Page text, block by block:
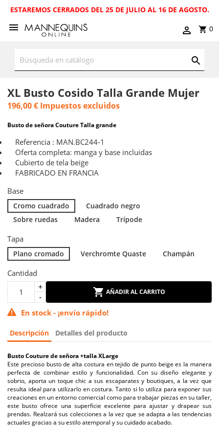
ESTAREMOS CERRADOS DEL 25 DE JULIO AL 16 DE AGOSTO.
0
XL Busto Cosido Talla Grande Mujer
196,00 € Impuestos excluidos
Busto de señora Couture Talla grande
Referencia : MAN.BC244-1
Oferta completa: manga y base incluidas
Cubierto de tela beige
FABRICADO EN FRANCIA
Base
Cromo cuadrado
Cuadrado negro
Sobre ruedas
Madera Trípode
Tapa
Plano cromado Verchromte Quaste Champán
Cantidad
AÑADIR AL CARRITO
En stock - ¡envío rápido!
Descripción Detalles del producto
Busto Couture de señora +talla XLarge
Este precioso busto de alta costura en tejido de punto beige es la manera
perfecta de combinar estilo y funcionalidad. Con su diseño elegante y
sobrio, aporta un toque chic a sus escaparates y boutiques, a la vez que
resulta ideal para utilizarlo en costura. Tanto si lo utiliza para exponer sus
creaciones en un entorno comercial como para trabajar piezas en su taller,
este busto ofrece una superficie excelente para ajustar y drapear sus
prendas. Realzará sus colecciones a la vez que se adapta a las tendencias
actuales gracias a su estilo atemporal y su cuidado acabado.